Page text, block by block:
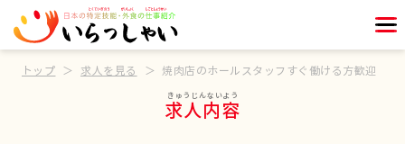
トップ 求人を見る 焼肉店のホールスタッフすぐ働ける方歓迎
求人内容